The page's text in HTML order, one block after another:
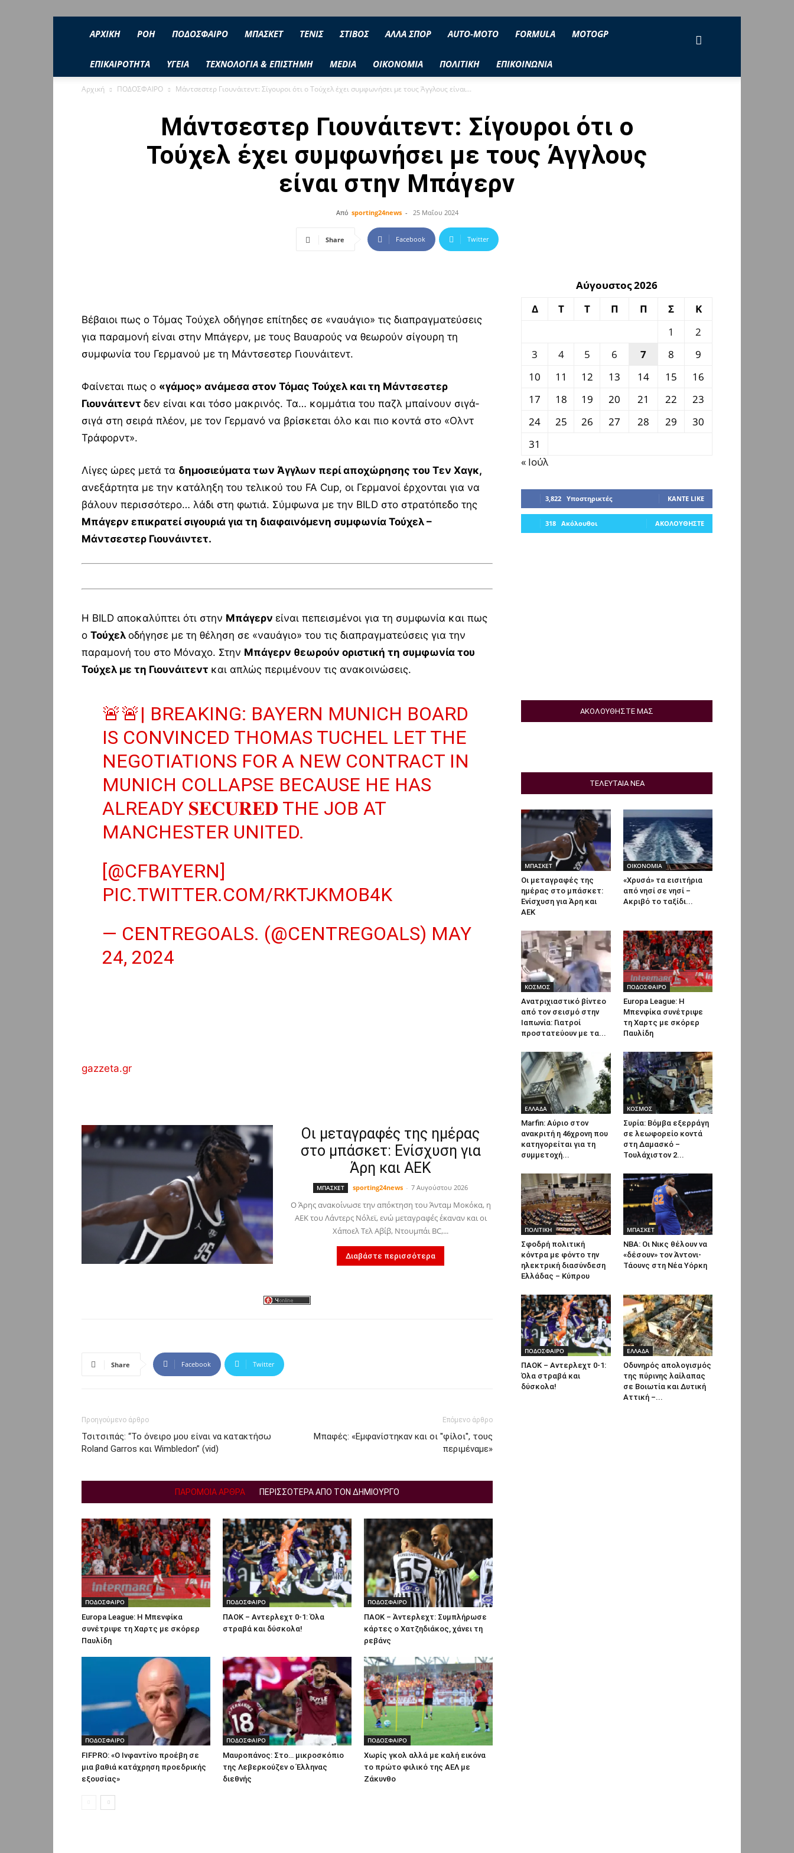
ΑΡΧΙΚΗ ΡΟΉ ΠΟΔΟΣΦΑΙΡΟ ΜΠΑΣΚΕΤ ΤΕΝΙΣ ΣΤΙΒΟΣ ΑΛΛΑ ΣΠΟΡ AUTO-MOTO FORMULA MOTOGP
ΕΠΙΚΑΙΡΟΤΗΤΑ ΥΓΕΙΑ ΤΕΧΝΟΛΟΓΙΑ & ΕΠΙΣΤΗΜΗ MEDIA ΟΙΚΟΝΟΜΙΑ ΠΟΛΙΤΙΚΗ ΕΠΙΚΟΙΝΩΝΙΑ
Αρχική ΠΟΔΟΣΦΑΙΡΟ Μάντσεστερ Γιουνάιτεντ: Σίγουροι ότι ο Τούχελ έχει συμφωνήσει με τους Άγγλους είναι...
Μάντσεστερ Γιουνάιτεντ: Σίγουροι ότι ο
Τούχελ έχει συμφωνήσει με τους Άγγλους
είναι στην Μπάγερν
Από sporting24news - 25 Μαΐου 2024
Share Facebook Twitter
Βέβαιοι πως ο Τόμας Τούχελ οδήγησε επίτηδες σε «ναυάγιο» τις διαπραγματεύσεις
για παραμονή είναι στην Μπάγερν, με τους Βαυαρούς να θεωρούν σίγουρη τη
συμφωνία του Γερμανού με τη Μάντσεστερ Γιουνάιτεντ.
Φαίνεται πως ο «γάμος» ανάμεσα στον Τόμας Τούχελ και τη Μάντσεστερ
Γιουνάιτεντ δεν είναι και τόσο μακρινός. Τα… κομμάτια του παζλ μπαίνουν σιγά-
σιγά στη σειρά πλέον, με τον Γερμανό να βρίσκεται όλο και πιο κοντά στο «Ολντ
Τράφορντ».
Λίγες ώρες μετά τα δημοσιεύματα των Άγγλων περί αποχώρησης του Τεν Χαγκ,
ανεξάρτητα με την κατάληξη του τελικού του FA Cup, οι Γερμανοί έρχονται για να
βάλουν περισσότερο… λάδι στη φωτιά. Σύμφωνα με την BILD στο στρατόπεδο της
Μπάγερν επικρατεί σιγουριά για τη διαφαινόμενη συμφωνία Τούχελ –
Μάντσεστερ Γιουνάιντετ.
Η BILD αποκαλύπτει ότι στην Μπάγερν είναι πεπεισμένοι για τη συμφωνία και πως
ο Τούχελ οδήγησε με τη θέληση σε «ναυάγιο» του τις διαπραγματεύσεις για την
παραμονή του στο Μόναχο. Στην Μπάγερν θεωρούν οριστική τη συμφωνία του
Τούχελ με τη Γιουνάιτεντ και απλώς περιμένουν τις ανακοινώσεις.
🚨🚨| BREAKING: BAYERN MUNICH BOARD
IS CONVINCED THOMAS TUCHEL LET THE
NEGOTIATIONS FOR A NEW CONTRACT IN
MUNICH COLLAPSE BECAUSE HE HAS
ALREADY 𝐒𝐄𝐂𝐔𝐑𝐄𝐃 THE JOB AT
MANCHESTER UNITED.
[@CFBAYERN]
PIC.TWITTER.COM/RKTJKMOB4K
— CENTREGOALS. (@CENTREGOALS) MAY
24, 2024
gazzeta.gr
Οι μεταγραφές της ημέρας
στο μπάσκετ: Ενίσχυση για
Άρη και ΑΕΚ
ΜΠΑΣΚΕΤ sporting24news - 7 Αυγούστου 2026
Ο Άρης ανακοίνωσε την απόκτηση του Άνταμ Μοκόκα, η
ΑΕΚ του Λάντερς Νόλεϊ, ενώ μεταγραφές έκαναν και οι
Χάποελ Τελ Αβίβ, Ντουμπάι BC,...
Διαβάστε περισσότερα
Share Facebook Twitter
Προηγούμενο άρθρο
Τσιτσιπάς: “Το όνειρο μου είναι να κατακτήσω
Roland Garros και Wimbledon” (vid)
Επόμενο άρθρο
Μπαφές: «Εμφανίστηκαν και οι ''φίλοι'', τους
περιμέναμε»
ΠΑΡΟΜΟΙΑ ΑΡΘΡΑ ΠΕΡΙΣΣΟΤΕΡΑ ΑΠΟ ΤΟΝ ΔΗΜΙΟΥΡΓΟ
ΠΟΔΟΣΦΑΙΡΟ
Europa League: Η Μπενφίκα
συνέτριψε τη Χαρτς με σκόρερ
Παυλίδη
ΠΟΔΟΣΦΑΙΡΟ
ΠΑΟΚ – Αντερλεχτ 0-1: Όλα
στραβά και δύσκολα!
ΠΟΔΟΣΦΑΙΡΟ
ΠΑΟΚ – Άντερλεχτ: Συμπλήρωσε
κάρτες ο Χατζηδιάκος, χάνει τη
ρεβάνς
ΠΟΔΟΣΦΑΙΡΟ
FIFPRO: «Ο Ινφαντίνο προέβη σε
μια βαθιά κατάχρηση προεδρικής
εξουσίας»
ΠΟΔΟΣΦΑΙΡΟ
Μαυροπάνος: Στο… μικροσκόπιο
της Λεβερκούζεν ο Έλληνας
διεθνής
ΠΟΔΟΣΦΑΙΡΟ
Χωρίς γκολ αλλά με καλή εικόνα
το πρώτο φιλικό της ΑΕΛ με
Ζάκυνθο
Αύγουστος 2026
Δ
Τ Τ Π Π Σ
Κ
1
2
3
4 5 6 7 8
9
10
11 12 13 14 15
16
17
18 19 20 21 22
23
24
25 26 27 28 29
30
31
« Ιούλ
3,822 Υποστηρικτές ΚΆΝΤΕ LIKE
318 Ακόλουθοι ΑΚΟΛΟΥΘΉΣΤΕ
ΑΚΟΛΟΥΘΗΣΤΕ ΜΑΣ
ΤΕΛΕΥΤΑΙΑ ΝΕΑ
ΜΠΑΣΚΕΤ
Οι μεταγραφές της
ημέρας στο μπάσκετ:
Ενίσχυση για Άρη και
ΑΕΚ
ΟΙΚΟΝΟΜΙΑ
«Χρυσά» τα εισιτήρια
από νησί σε νησί –
Ακριβό το ταξίδι...
ΚΟΣΜΟΣ
Ανατριχιαστικό βίντεο
από τον σεισμό στην
Ιαπωνία: Γιατροί
προστατεύουν με τα...
ΠΟΔΟΣΦΑΙΡΟ
Europa League: Η
Μπενφίκα συνέτριψε
τη Χαρτς με σκόρερ
Παυλίδη
ΕΛΛΑΔΑ
Marfin: Αύριο στον
ανακριτή η 46χρονη που
κατηγορείται για τη
συμμετοχή...
ΚΟΣΜΟΣ
Συρία: Βόμβα εξερράγη
σε λεωφορείο κοντά
στη Δαμασκό –
Τουλάχιστον 2...
ΠΟΛΙΤΙΚΗ
Σφοδρή πολιτική
κόντρα με φόντο την
ηλεκτρική διασύνδεση
Ελλάδας – Κύπρου
ΜΠΑΣΚΕΤ
NBA: Οι Νικς θέλουν να
«δέσουν» τον Άντονι-
Τάουνς στη Νέα Υόρκη
ΠΟΔΟΣΦΑΙΡΟ
ΠΑΟΚ – Αντερλεχτ 0-1:
Όλα στραβά και
δύσκολα!
ΕΛΛΑΔΑ
Οδυνηρός απολογισμός
της πύρινης λαίλαπας
σε Βοιωτία και Δυτική
Αττική –...